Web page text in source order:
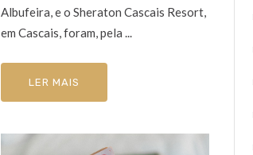
Albufeira, e o Sheraton Cascais Resort,
em Cascais, foram, pela ...
LER MAIS